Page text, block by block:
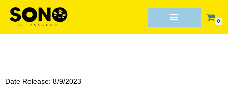
Skip
0
Date Release: 8/9/2023